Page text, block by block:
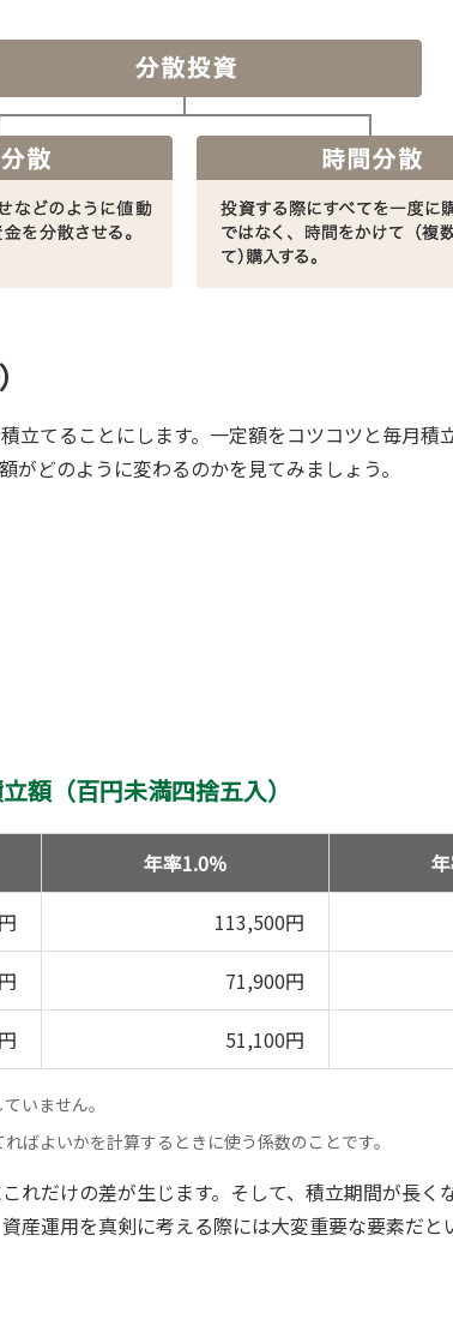
立てることにします。一定額をコツコツと毎月積
どのように変わるのかを見てみましょう。
額（百円未満四捨五入）
年率1.0％
113,500円
71,900円
51,100円
いません。
ばよいかを計算するときに使う係数のことです。
れだけの差が生じます。そして、積立期間が長
産運用を真剣に考える際には大変重要な要素だと